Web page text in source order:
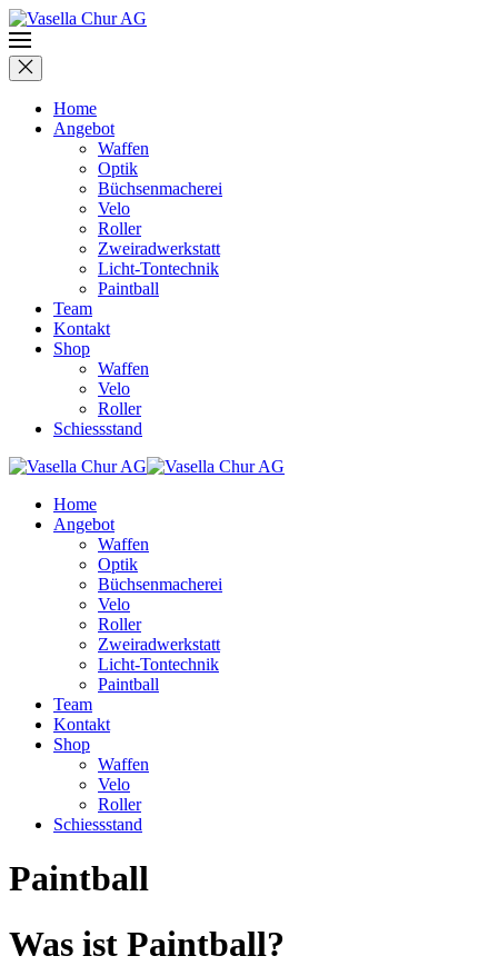
Home
Angebot
Waffen
Optik
Büchsenmacherei
Velo
Roller
Zweiradwerkstatt
Licht-Tontechnik
Paintball
Team
Kontakt
Shop
Waffen
Velo
Roller
Schiessstand
Home
Angebot
Waffen
Optik
Büchsenmacherei
Velo
Roller
Zweiradwerkstatt
Licht-Tontechnik
Paintball
Team
Kontakt
Shop
Waffen
Velo
Roller
Schiessstand
Paintball
Was ist Paintball?